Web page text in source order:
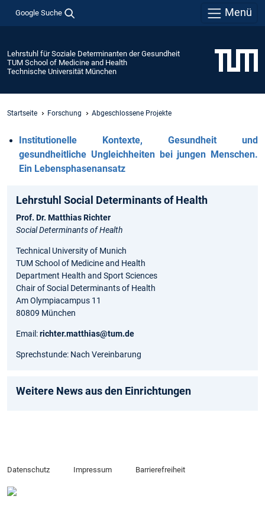
Google Suche Menü
Lehrstuhl für Soziale Determinanten der Gesundheit
TUM School of Medicine and Health
Technische Universität München
Startseite Forschung Abgeschlossene Projekte
Institutionelle Kontexte, Gesundheit und
gesundheitliche Ungleichheiten bei jungen Menschen.
Ein Lebensphasenansatz
Lehrstuhl Social Determinants of Health
Prof. Dr. Matthias Richter
Social Determinants of Health
Technical University of Munich
TUM School of Medicine and Health
Department Health and Sport Sciences
Chair of Social Determinants of Health
Am Olympiacampus 11
80809 München
Email:richter.matthias@tum.de
Sprechstunde: Nach Vereinbarung
Weitere News aus den Einrichtungen
Datenschutz Impressum Barrierefreiheit